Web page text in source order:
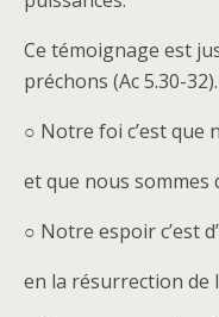
Ce témoignage est
préchons (Ac 5.30-32).
○ Notre foi c’est que
et que nous sommes
○ Notre espoir c’est
en la résurrection de